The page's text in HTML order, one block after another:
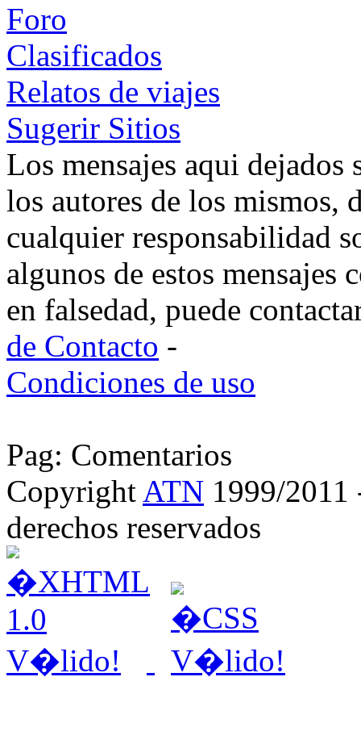
Foro
Clasificados
Relatos de viajes
Sugerir Sitios
Los mensajes aqui
los autores de los mismos,
cualquier responsabilidad
algunos de estos
en falsedad, puede
de Contacto -
Condiciones de uso
Pag: Comentarios
Copyright ATN 1999/2011
derechos reservados